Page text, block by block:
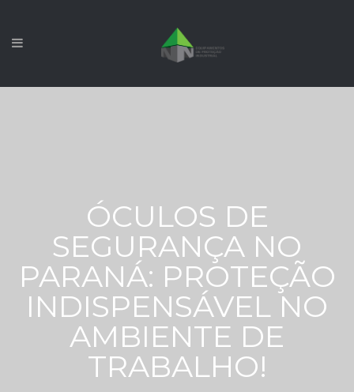
ÓCULOS DE
SEGURANÇA NO
PARANÁ: PROTEÇÃO
INDISPENSÁVEL NO
AMBIENTE DE
TRABALHO!